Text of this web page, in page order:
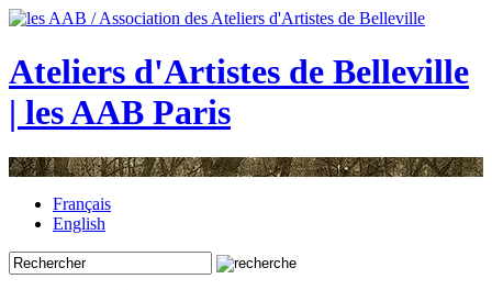
Ateliers d'Artistes de Belleville
| les AAB Paris
Français
English